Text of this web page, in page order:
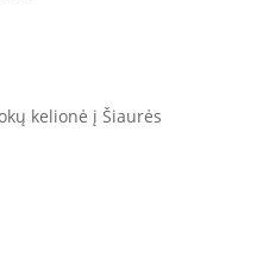
kelionė į Šiaurės